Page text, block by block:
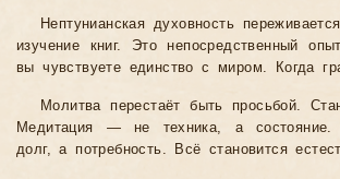
Нептунианская духовность
изучение книг. Это непосредственный
вы чувствуете единство с миром. Когда
Молитва перестаёт быть просьбой.
Медитация — не техника, а
долг, а потребность. Всё становится